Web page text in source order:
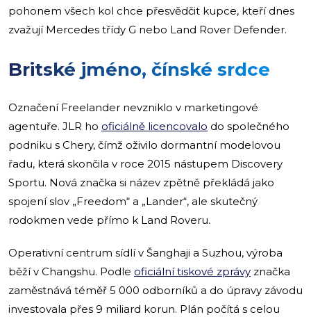
pohonem všech kol chce přesvědčit kupce, kteří dnes
zvažují Mercedes třídy G nebo Land Rover Defender.
Britské jméno, čínské srdce
Označení Freelander nevzniklo v marketingové
agentuře. JLR ho oficiálně licencovalo do společného
podniku s Chery, čímž oživilo dormantní modelovou
řadu, která skončila v roce 2015 nástupem Discovery
Sportu. Nová značka si název zpětně překládá jako
spojení slov „Freedom“ a „Lander“, ale skutečný
rodokmen vede přímo k Land Roveru.
Operativní centrum sídlí v Šanghaji a Suzhou, výroba
běží v Changshu. Podle oficiální tiskové zprávy značka
zaměstnává téměř 5 000 odborníků a do úpravy závodu
investovala přes 9 miliard korun. Plán počítá s celou